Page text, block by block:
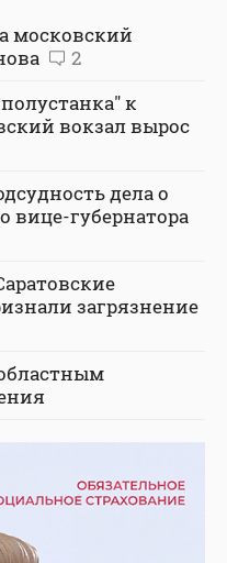
московский
2
к
вокзал вырос
дела о
вице-губернатора
загрязнение